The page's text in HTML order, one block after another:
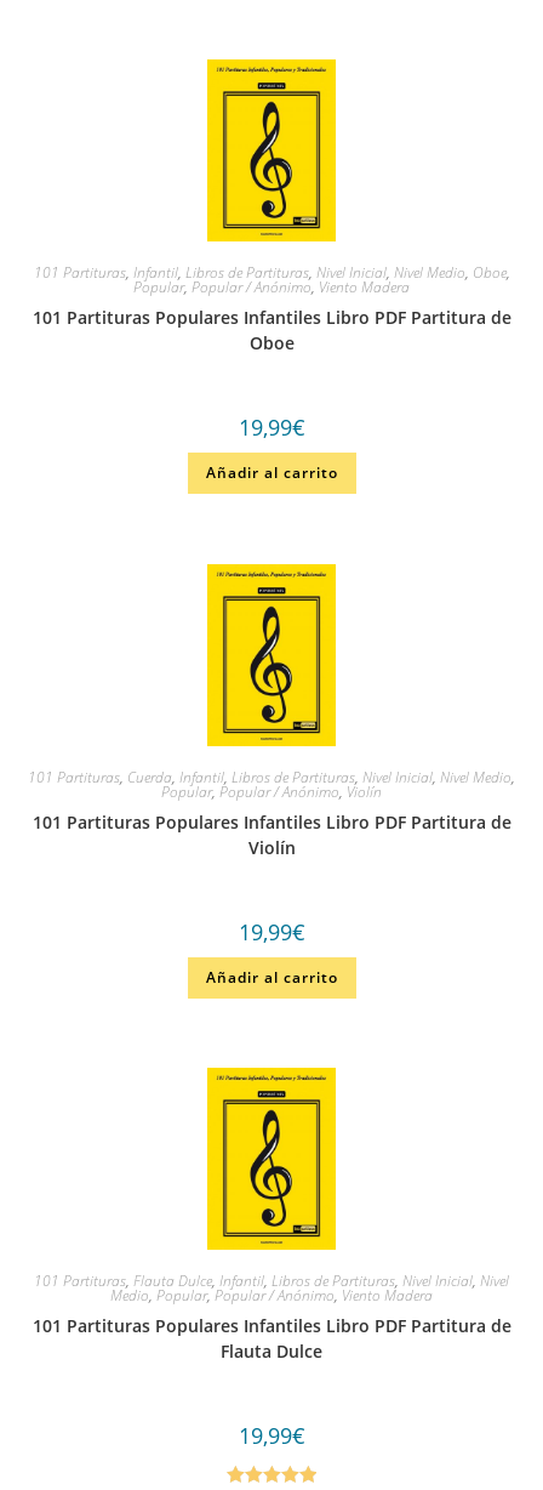
101 Partituras, Infantil, Libros de Partituras, Nivel Inicial, Nivel Medio, Oboe,
Popular, Popular / Anónimo, Viento Madera
101 Partituras Populares Infantiles Libro PDF Partitura de
Oboe
19,99€
Añadir al carrito
101 Partituras, Cuerda, Infantil, Libros de Partituras, Nivel Inicial, Nivel Medio,
Popular, Popular / Anónimo, Violín
101 Partituras Populares Infantiles Libro PDF Partitura de
Violín
19,99€
Añadir al carrito
101 Partituras, Flauta Dulce, Infantil, Libros de Partituras, Nivel Inicial, Nivel
Medio, Popular,Popular / Anónimo, Viento Madera
101 Partituras Populares Infantiles Libro PDF Partitura de
Flauta Dulce
19,99€